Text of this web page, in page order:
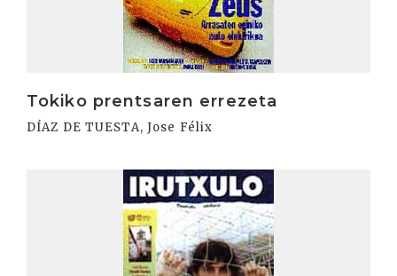
Tokiko prentsaren errezeta
DÍAZ DE TUESTA, Jose Félix